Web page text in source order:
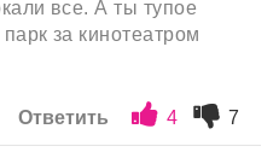
все. А ты тупое
за кинотеатром
Ответить 4 7